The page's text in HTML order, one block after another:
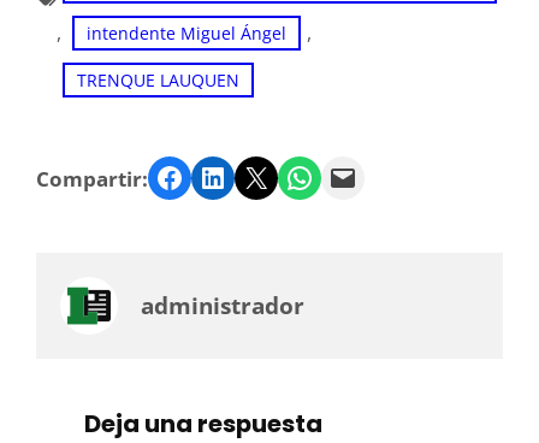
, intendente Miguel Ángel ,
TRENQUE LAUQUEN
Compartir: Facebook LinkedIn Twitter WhatsApp Email
administrador
Deja una respuesta